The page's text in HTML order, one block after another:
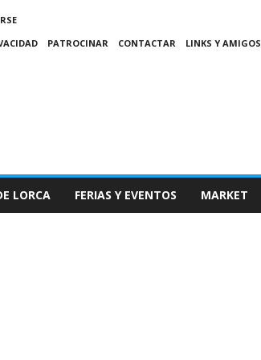
PATROCINAR CONTACTAR LINKS Y AMIGOS
LORCA FERIAS Y EVENTOS MARKET